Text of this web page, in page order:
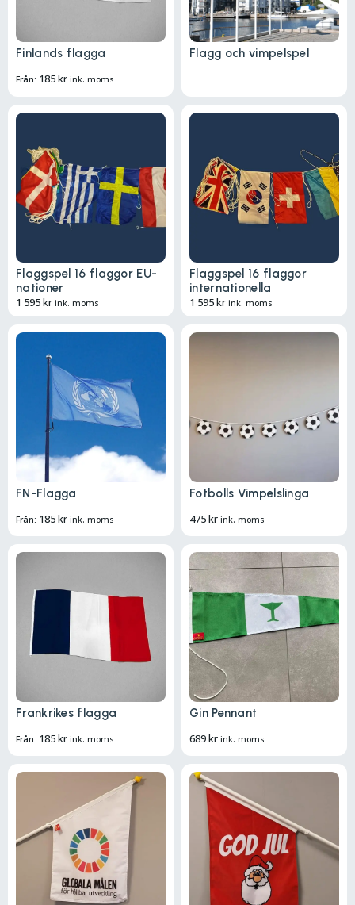
Finlands flagga
Från: 185kr ink. moms
Flagg och vimpelspel
Flaggspel 16 flaggor EU-
nationer
1 595kr ink. moms
Flaggspel 16 flaggor
internationella
1 595kr ink. moms
FN-Flagga
Från: 185kr ink. moms
Fotbolls Vimpelslinga
475kr ink. moms
Frankrikes flagga
Från: 185kr ink. moms
Gin Pennant
689kr ink. moms